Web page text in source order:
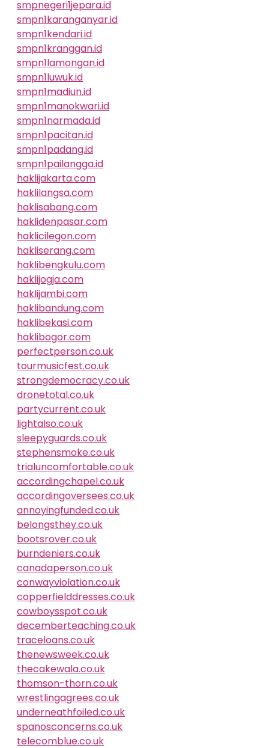
smpnegeri1jepara.id
smpn1karanganyar.id
smpn1kendari.id
smpn1kranggan.id
smpn1lamongan.id
smpn1luwuk.id
smpn1madiun.id
smpn1manokwari.id
smpn1narmada.id
smpn1pacitan.id
smpn1padang.id
smpn1pailangga.id
haklijakarta.com
haklilangsa.com
haklisabang.com
haklidenpasar.com
haklicilegon.com
hakliserang.com
haklibengkulu.com
haklijogja.com
haklijambi.com
haklibandung.com
haklibekasi.com
haklibogor.com
perfectperson.co.uk
tourmusicfest.co.uk
strongdemocracy.co.uk
dronetotal.co.uk
partycurrent.co.uk
lightalso.co.uk
sleepyguards.co.uk
stephensmoke.co.uk
trialuncomfortable.co.uk
accordingchapel.co.uk
accordingoversees.co.uk
annoyingfunded.co.uk
belongsthey.co.uk
bootsrover.co.uk
burndeniers.co.uk
canadaperson.co.uk
conwayviolation.co.uk
copperfielddresses.co.uk
cowboysspot.co.uk
decemberteaching.co.uk
traceloans.co.uk
thenewsweek.co.uk
thecakewala.co.uk
thomson-thorn.co.uk
wrestlingagrees.co.uk
underneathfoiled.co.uk
spanosconcerns.co.uk
telecomblue.co.uk